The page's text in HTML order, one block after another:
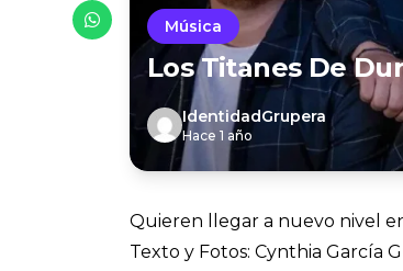
Música
Los Titanes De
IdentidadGrupera
Hace 1 año
Quieren llegar a nuevo nivel
Texto y Fotos: Cynthia García